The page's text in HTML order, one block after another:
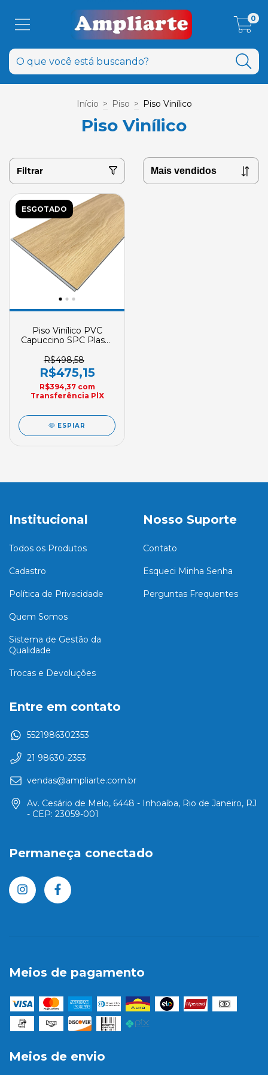
0
Início > Piso > Piso Vinílico
Piso Vinílico
Filtrar
ESGOTADO
Piso Vinílico PVC
Capuccino SPC Plasbil
4,2mm Caixa Com
2,20m2 (10 Peças)
1120 X 181
R$498,58
R$475,15
R$394,37 com
Transferência PlX
ESPIAR
Institucional
Todos os Produtos
Cadastro
Política de Privacidade
Quem Somos
Sistema de Gestão da
Qualidade
Trocas e Devoluções
Nosso Suporte
Contato
Esqueci Minha Senha
Perguntas Frequentes
Entre em contato
5521986302353
21 98630-2353
vendas@ampliarte.com.br
Av. Cesário de Melo, 6448 - Inhoaíba, Rio de Janeiro, RJ
- CEP: 23059-001
Permaneça conectado
Meios de pagamento
Meios de envio